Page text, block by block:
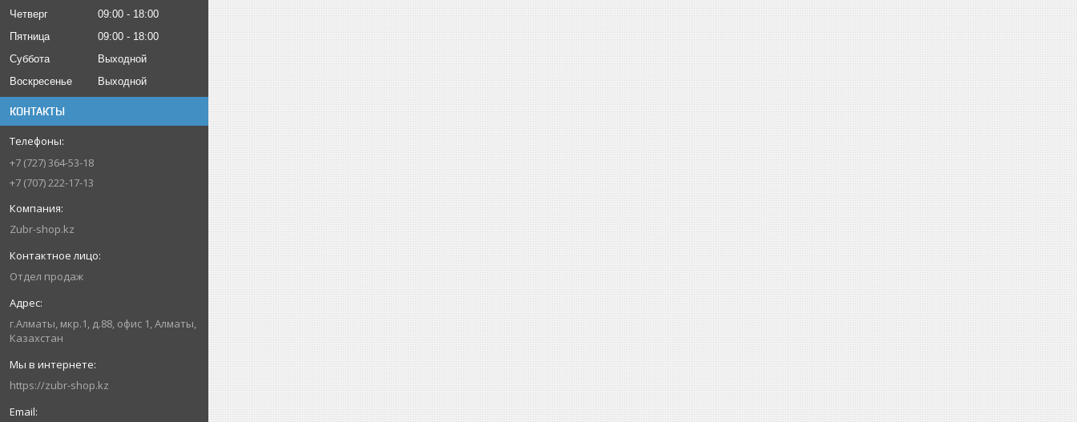
Четверг
09:00
18:00
Пятница
09:00
18:00
Суббота
Выходной
Воскресенье
Выходной
КОНТАКТЫ
+7 (727) 364-53-18
+7 (707) 222-17-13
Zubr-shop.kz
Отдел продаж
г.Алматы, мкр.1, д.88, офис 1, Алматы,
Казахстан
https://zubr-shop.kz